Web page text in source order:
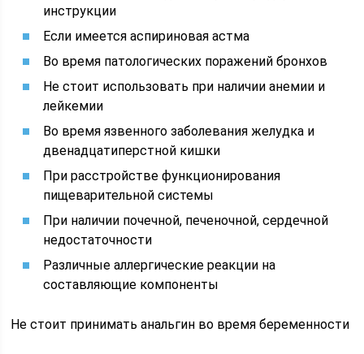
инструкции
Если имеется аспириновая астма
Во время патологических поражений бронхов
Не стоит использовать при наличии анемии и
лейкемии
Во время язвенного заболевания желудка и
двенадцатиперстной кишки
При расстройстве функционирования
пищеварительной системы
При наличии почечной, печеночной, сердечной
недостаточности
Различные аллергические реакции на
составляющие компоненты
Не стоит принимать анальгин во время беременности